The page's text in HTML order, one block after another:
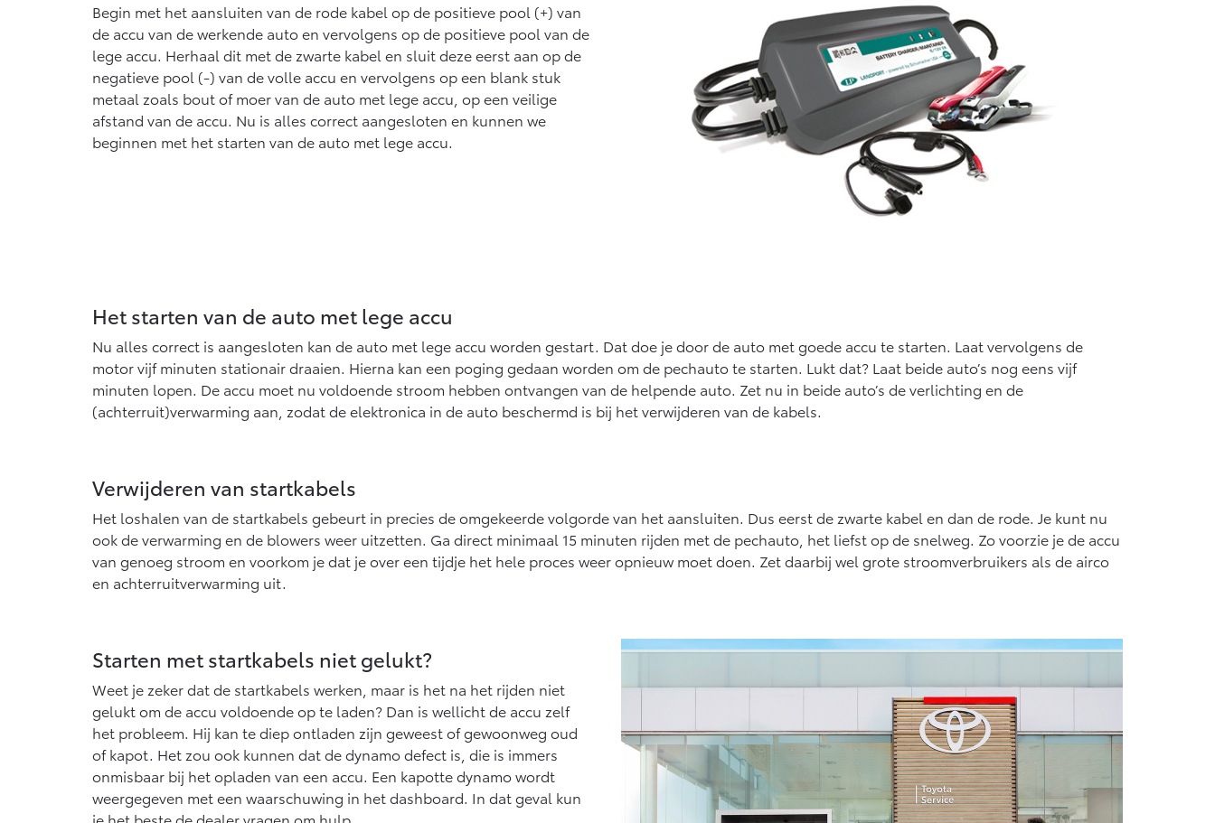
Begin met het aansluiten van de rode kabel op de positieve pool (+) van
de accu van de werkende auto en vervolgens op de positieve pool van de
lege accu. Herhaal dit met de zwarte kabel en sluit deze eerst aan op de
negatieve pool (-) van de volle accu en vervolgens op een blank stuk
metaal zoals bout of moer van de auto met lege accu, op een veilige
afstand van de accu. Nu is alles correct aangesloten en kunnen we
beginnen met het starten van de auto met lege accu.
Het starten van de auto met lege accu
Nu alles correct is aangesloten kan de auto met lege accu worden gestart. Dat doe je door de auto met goede accu te starten. Laat vervolgens de
motor vijf minuten stationair draaien. Hierna kan een poging gedaan worden om de pechauto te starten. Lukt dat? Laat beide auto’s nog eens vijf
minuten lopen. De accu moet nu voldoende stroom hebben ontvangen van de helpende auto. Zet nu in beide auto’s de verlichting en de
(achterruit)verwarming aan, zodat de elektronica in de auto beschermd is bij het verwijderen van de kabels.
Verwijderen van startkabels
Het loshalen van de startkabels gebeurt in precies de omgekeerde volgorde van het aansluiten. Dus eerst de zwarte kabel en dan de rode. Je kunt nu
ook de verwarming en de blowers weer uitzetten. Ga direct minimaal 15 minuten rijden met de pechauto, het liefst op de snelweg. Zo voorzie je de accu
van genoeg stroom en voorkom je dat je over een tijdje het hele proces weer opnieuw moet doen. Zet daarbij wel grote stroomverbruikers als de airco
en achterruitverwarming uit.
Starten met startkabels niet gelukt?
Weet je zeker dat de startkabels werken, maar is het na het rijden niet
gelukt om de accu voldoende op te laden? Dan is wellicht de accu zelf
het probleem. Hij kan te diep ontladen zijn geweest of gewoonweg oud
of kapot. Het zou ook kunnen dat de dynamo defect is, die is immers
onmisbaar bij het opladen van een accu. Een kapotte dynamo wordt
weergegeven met een waarschuwing in het dashboard. In dat geval kun
je het beste de dealer vragen om hulp.